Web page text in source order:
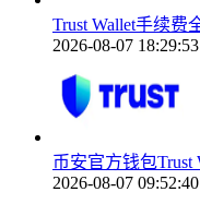
Trust Wallet手续
2026-08-07 18:29:53
币安官方钱包
2026-08-07 09:52:40